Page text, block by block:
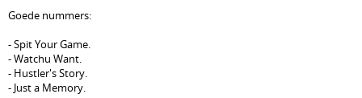
Goede nummers:
- Spit Your Game.
- Watchu Want.
- Hustler's Story.
- Just a Memory.